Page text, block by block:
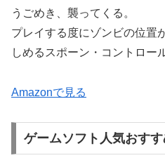
うごめき、襲ってくる。
プレイする度にゾンビの位置
しめるスポーン・コントロー
Amazonで見る
ゲームソフト人気おす